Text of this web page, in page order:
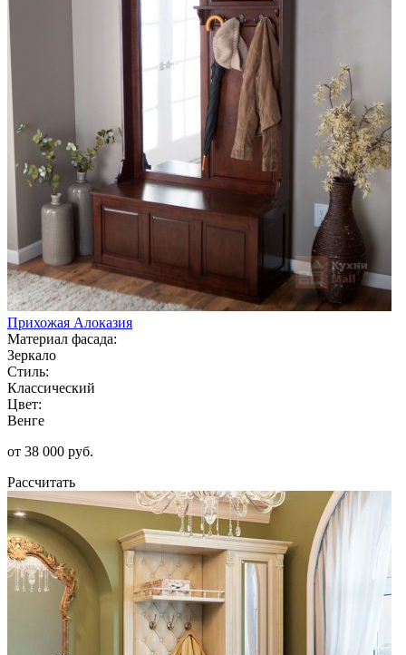
Прихожая Алоказия
Материал фасада:
Зеркало
Стиль:
Классический
Цвет:
Венге
от 38 000 руб.
Рассчитать